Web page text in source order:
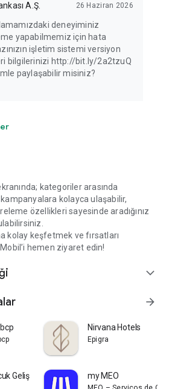
A.Ş. 26 Haziran 2026
deneyiminiz
yapabilmemiz için hata
işletim sistemi versiyon
bilgilerinizi http://bit.ly/2a2tzuQ
paylaşabilir misiniz?
kategoriler arasında
kolayca ulaşabilir,
özellikleri sayesinde aradığınız
kolay keşfetmek ve fırsatları
hemen ziyaret edin!
expand_more
arrow_forward
Nirvana Hotels
Epigra
Gelişimi my MEO